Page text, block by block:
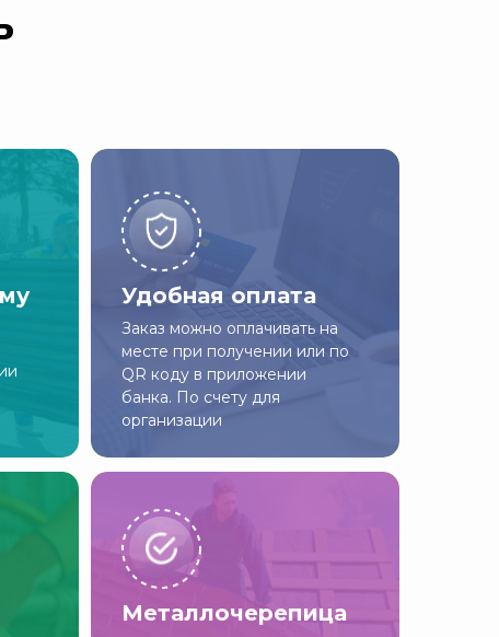
Удобная оплата
Заказ можно оплачивать на
месте при получении или по
QR коду в приложении
банка. По счету для
организации
Металлочерепица